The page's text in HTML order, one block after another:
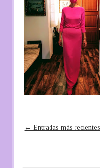
← Entradas más recientes